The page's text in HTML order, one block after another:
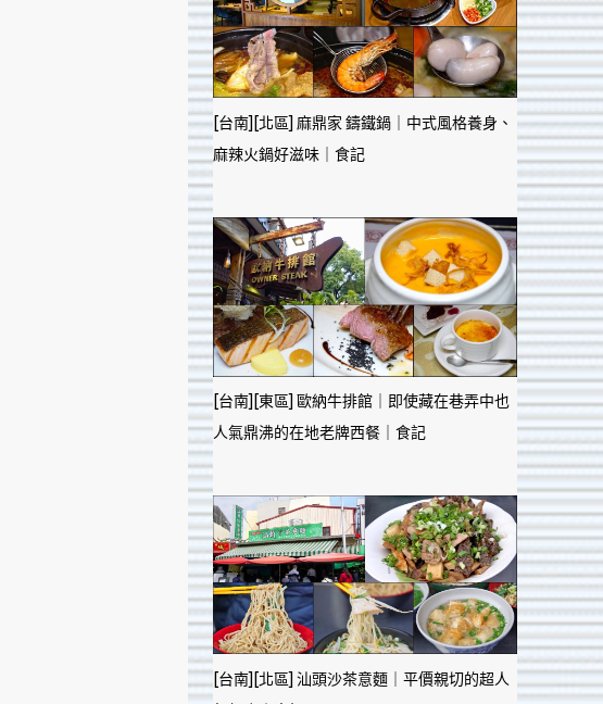
[台南][北區] 麻鼎家 鑄鐵鍋｜中式風格養身、
麻辣火鍋好滋味｜食記
[台南][東區] 歐納牛排館｜即使藏在巷弄中也
人氣鼎沸的在地老牌西餐｜食記
[台南][北區] 汕頭沙茶意麵｜平價親切的超人